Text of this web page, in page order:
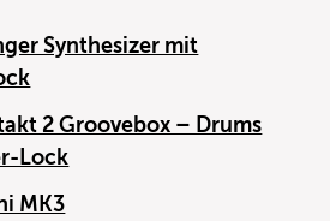
Synthesizer mit
2 Groovebox – Drums
Lock
MK3